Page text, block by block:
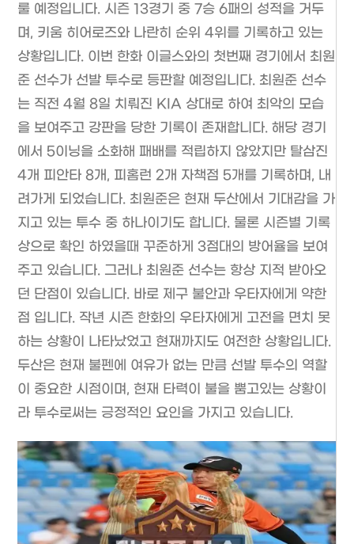
룰 예정입니다. 시즌 13경기 중 7승 6패의 성적을 거두
며, 키움 히어로즈와 나란히 순위 4위를 기록하고 있는
상황입니다. 이번 한화 이글스와의 첫번째 경기에서 최원
준 선수가 선발 투수로 등판할 예정입니다. 최원준 선수
는 직전 4월 8일 치뤄진 KIA 상대로 하여 최악의 모습
을 보여주고 강판을 당한 기록이 존재합니다. 해당 경기
에서 5이닝을 소화해 패배를 적립하지 않았지만 탈삼진
4개 피안타 8개, 피홈런 2개 자책점 5개를 기록하며, 내
려가게 되었습니다. 최원준은 현재 두산에서 기대감을 가
지고 있는 투수 중 하나이기도 합니다. 물론 시즌별 기록
상으로 확인 하였을때 꾸준하게 3점대의 방어율을 보여
주고 있습니다. 그러나 최원준 선수는 항상 지적 받아오
던 단점이 있습니다. 바로 제구 불안과 우타자에게 약한
점 입니다. 작년 시즌 한화의 우타자에게 고전을 면치 못
하는 상황이 나타났었고 현재까지도 여전한 상황입니다.
두산은 현재 불펜에 여유가 없는 만큼 선발 투수의 역할
이 중요한 시점이며, 현재 타력이 불을 뿜고있는 상황이
라 투수로써는 긍정적인 요인을 가지고 있습니다.